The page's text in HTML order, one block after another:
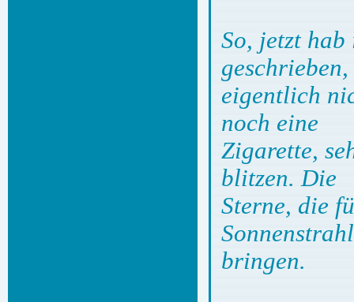
So, jetzt hab
eigentlich
noch eine
Zigarette,
blitzen. Die
Sterne, die
Sonnenstrahl
bringen.